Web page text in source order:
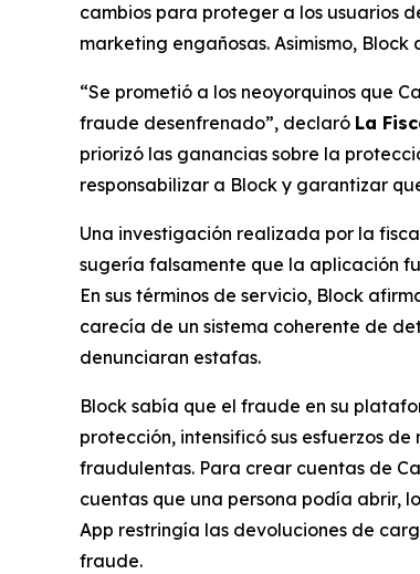
cambios para proteger a los usuarios
marketing engañosas. Asimismo,
“Se prometió a los neoyorquinos que
fraude desenfrenado”, declaró La
priorizó las ganancias sobre la
responsabilizar a Block y garantizar
Una investigación realizada por la
sugería falsamente que la aplicación
En sus términos de servicio, Block
carecía de un sistema coherente de
denunciaran estafas.
Block sabía que el fraude en su
protección, intensificó sus esfuerzos
fraudulentas. Para crear cuentas de
cuentas que una persona podía abrir,
App restringía las devoluciones de
fraude.